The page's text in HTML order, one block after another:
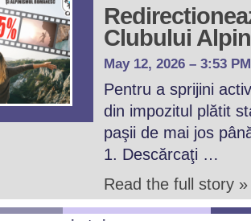
Clubului
May 12, 2026 – 3:53 PM
Pentru a sprijini
din impozitul plătit
paşii de mai jos
1. Descărcaţi …
Read the full story »